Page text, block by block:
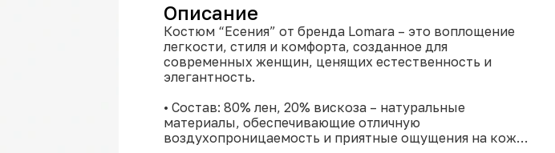
Описание
Костюм “Есения” от бренда Lomara – это воплощение
легкости, стиля и комфорта, созданное для
современных женщин, ценящих естественность и
элегантность.
• Состав: 80% лен, 20% вискоза – натуральные
материалы, обеспечивающие отличную
воздухопроницаемость и приятные ощущения на коже,